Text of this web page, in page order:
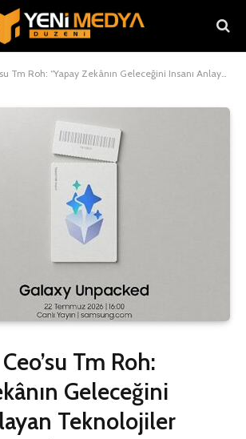
“Yapay Zekânın Geleceğini Insanı Anlayan Teknolojiler Şekillendirecek”
Tm Roh:
Geleceğini
Teknolojiler